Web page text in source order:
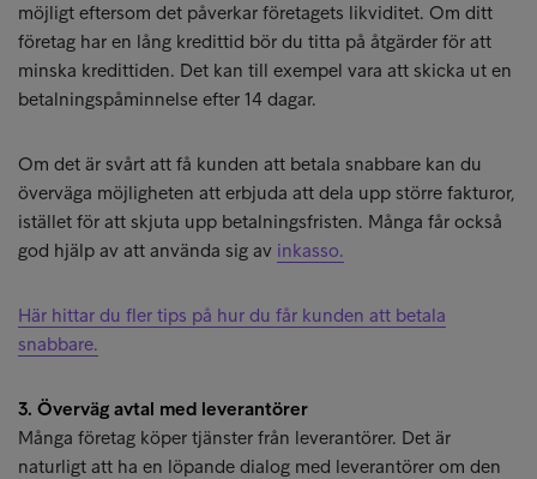
möjligt eftersom det påverkar företagets likviditet. Om ditt
företag har en lång kredittid bör du titta på åtgärder för att
minska kredittiden. Det kan till exempel vara att skicka ut en
betalningspåminnelse efter 14 dagar.
Om det är svårt att få kunden att betala snabbare kan du
överväga möjligheten att erbjuda att dela upp större fakturor,
istället för att skjuta upp betalningsfristen. Många får också
god hjälp av att använda sig av inkasso.
Här hittar du fler tips på hur du får kunden att betala
snabbare.
3. Överväg avtal med leverantörer
Många företag köper tjänster från leverantörer. Det är
naturligt att ha en löpande dialog med leverantörer om den